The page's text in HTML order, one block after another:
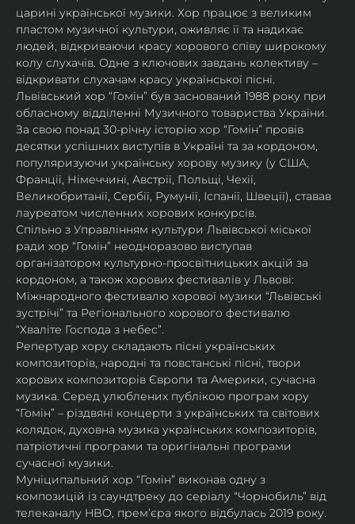
царині української музики. Хор працює з великим
пластом музичної культури, оживляє її та надихає
людей, відкриваючи красу хорового співу широкому
колу слухачів. Одне з ключових завдань колективу –
відкривати слухачам красу української пісні.
Львівський хор “Гомін” був заснований 1988 року при
обласному відділенні Музичного товариства України.
За свою понад 30-річну історію хор “Гомін” провів
десятки успішних виступів в Україні та за кордоном,
популяризуючи українську хорову музику (у США,
Франції, Німеччині, Австрії, Польщі, Чехії,
Великобританії, Сербії, Румунії, Іспанії, Швеції), ставав
лауреатом численних хорових конкурсів.
Спільно з Управлінням культури Львівської міської
ради хор “Гомін” неодноразово виступав
організатором культурно-просвітницьких акцій за
кордоном, а також хорових фестивалів у Львові:
Міжнародного фестивалю хорової музики “Львівські
зустрічі” та Регіонального хорового фестивалю
“Хваліте Господа з небес”.
Репертуар хору складають пісні українських
композиторів, народні та повстанські пісні, твори
хорових композиторів Європи та Америки, сучасна
музика. Серед улюблених публікою програм хору
“Гомін” – різдвяні концерти з українських та світових
колядок, духовна музика українських композиторів,
патріотичні програми та оригінальні програми
сучасної музики.
Муніципальний хор “Гомін” виконав одну з
композицій із саундтреку до серіалу “Чорнобиль” від
телеканалу HBO, премʼєра якого відбулась 2019 року.